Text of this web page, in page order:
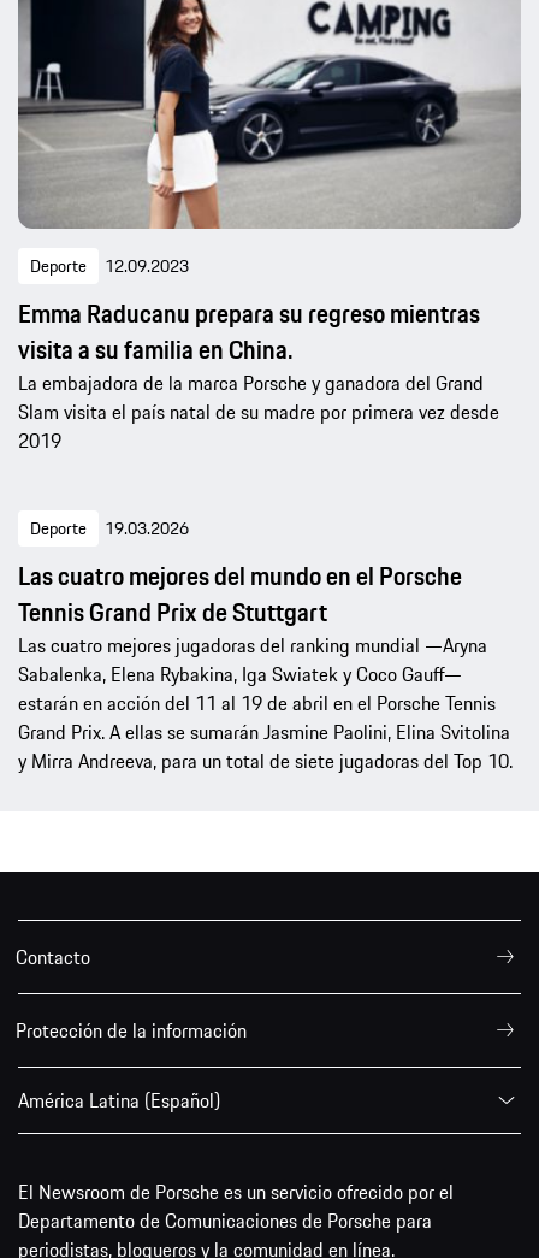
Deporte 12.09.2023
Emma Raducanu prepara su regreso mientras
visita a su familia en China.
La embajadora de la marca Porsche y ganadora del Grand
Slam visita el país natal de su madre por primera vez desde
2019
Las cuatro mejores jugadoras del ranking mundial —Aryna
Sabalenka, Elena Rybakina, Iga Swiatek y Coco Gauff—
estarán en acción del 11 al 19 de abril en el Porsche Tennis
Grand Prix. A ellas se sumarán Jasmine Paolini, Elina Svitolina
y Mirra Andreeva, para un total de siete jugadoras del Top 10.
Contacto